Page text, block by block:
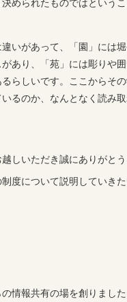
いがあって、「園」には
あり、「苑」には彫りや
らしいです。ここからそ
るのか、なんとなく読み
しいただき誠にありがとう
度について説明していきた
の情報共有の場を創りまし